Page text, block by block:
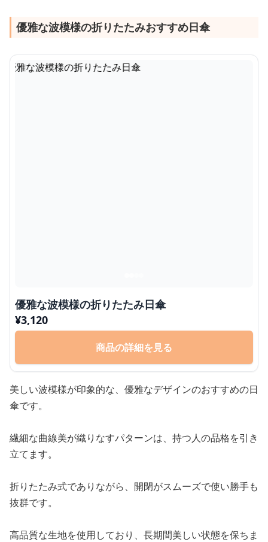
優雅な波模様の折りたたみおすすめ日傘
優雅な波模様の折りたたみ日傘
¥3,120
商品の詳細を見る
美しい波模様が印象的な、優雅なデザインのおすすめの日
傘です。
繊細な曲線美が織りなすパターンは、持つ人の品格を引き
立てます。
折りたたみ式でありながら、開閉がスムーズで使い勝手も
抜群です。
高品質な生地を使用しており、長期間美しい状態を保ちま